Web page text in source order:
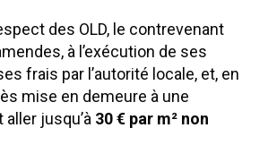
des OLD, le contrevenant
à l’exécution de ses
frais par l’autorité locale, et, en
mise en demeure à une
jusqu’à 30 € par m² non